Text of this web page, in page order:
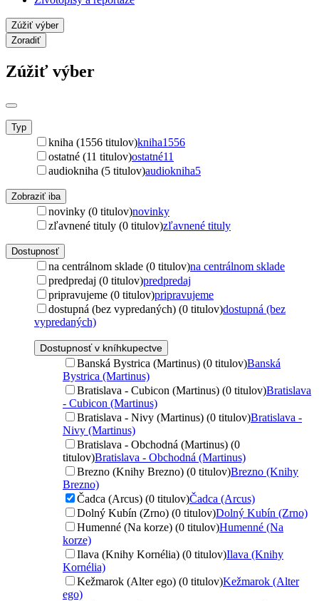
Zúžiť výber
Zoradiť
Zúžiť výber
Typ
kniha (1556 titulov)kniha1556
ostatné (11 titulov)ostatné11
audiokniha (5 titulov)audiokniha5
Zobraziť iba
novinky (0 titulov)novinky
zľavnené tituly (0 titulov)zľavnené tituly
Dostupnosť
na centrálnom sklade (0 titulov)na centrálnom sklade
predpredaj (0 titulov)predpredaj
pripravujeme (0 titulov)pripravujeme
dostupná (bez vypredaných) (0 titulov)dostupná (bez
vypredaných)
Dostupnosť v kníhkupectve
Banská Bystrica (Martinus) (0 titulov)Banská
Bystrica (Martinus)
Bratislava - Cubicon (Martinus) (0 titulov)Bratislava
- Cubicon (Martinus)
Bratislava - Nivy (Martinus) (0 titulov)Bratislava -
Nivy (Martinus)
Bratislava - Obchodná (Martinus) (0
titulov)Bratislava - Obchodná (Martinus)
Brezno (Knihy Brezno) (0 titulov)Brezno (Knihy
Brezno)
Čadca (Arcus) (0 titulov)Čadca (Arcus)
Dolný Kubín (Zrno) (0 titulov)Dolný Kubín (Zrno)
Humenné (Na korze) (0 titulov)Humenné (Na
korze)
Ilava (Knihy Kornélia) (0 titulov)Ilava (Knihy
Kornélia)
Kežmarok (Alter ego) (0 titulov)Kežmarok (Alter
ego)